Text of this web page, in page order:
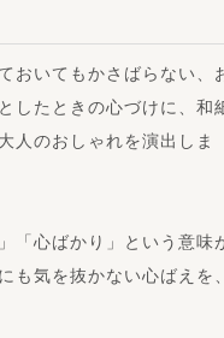
おいてもかさばらない、
したときの心づけに、和
人のおしゃれを演出しま
「心ばかり」という意味
も気を抜かない心ばえを